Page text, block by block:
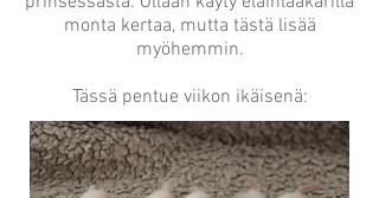
monta kertaa, mutta tästä lisää
myöhemmin.
Tässä pentue viikon ikäisenä: